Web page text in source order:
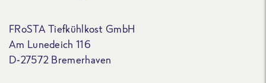
FRoSTA Tiefkühlkost GmbH
Am Lunedeich 116
D-27572 Bremerhaven